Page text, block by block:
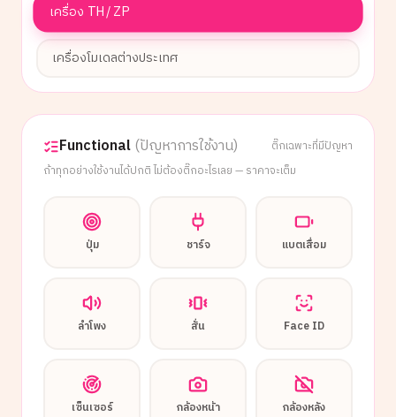
เครื่อง TH / ZP
เครื่องโมเดลต่างประเทศ
Functional(ปัญหาการใช้งาน)
ติ๊กเฉพาะที่มีปัญหา
ถ้าทุกอย่างใช้งานได้ปกติ ไม่ต้องติ๊กอะไรเลย — ราคาจะเต็ม
ปุ่ม ชาร์จ แบตเสื่อม
ลำโพง สั่น Face ID
เซ็นเซอร์ กล้องหน้า กล้องหลัง